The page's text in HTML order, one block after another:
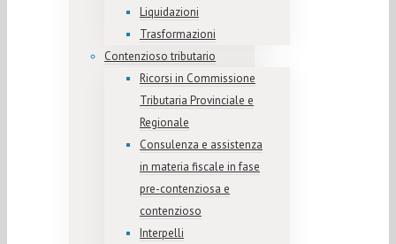
Liquidazioni
Trasformazioni
Contenzioso tributario
Ricorsi in Commissione
Tributaria Provinciale e
Regionale
Consulenza e assistenza
in materia fiscale in fase
pre-contenziosa e
contenzioso
Interpelli